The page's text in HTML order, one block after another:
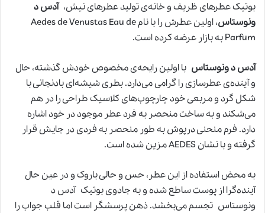
بوتیک عطرهای ظریف و خانه‌ی تولید عطرهای نیش،آدس د
ونوستاس
، اولین عطرش را با نام Aedes de Venustas Eau de
Parfum به بازار عرضه کرده است.
آدس د ونوستاس با اولین رایحه‌ی مخصوص خودش گذشته، حال
و آینده‌ی عطرسازی را گرامی می‌دارد. بطری شیشه‌ای بادنجانی با
شکل گرد و مربعی خود چارچوب‌های کلاسیک طراحی را در هم
می‌شکند و به ساخت منحصر به فرد عطر موجود در خود اشاره
دارد. فرم منحنی درپوش به طور منحصر به فردی در جایش قرار
گرفته و با نشان AEDES مزین شده است.
به محض استفاده از این عطر، حس و حالی باروک و در عین حال
آینده‌گرا از پوست ساطع شده و به جادوی بوتیک آدس د
ونوستاس تجسم می‌بخشد. ذهن پرسشگر است اما قلب جواب را